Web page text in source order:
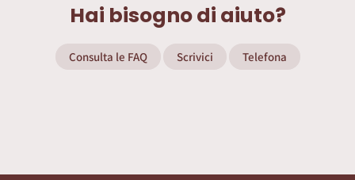
Hai bisogno di aiuto?
Consulta le FAQ Scrivici Telefona